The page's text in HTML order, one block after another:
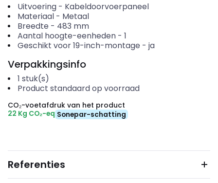
Uitvoering- Kabeldoorvoerpaneel
Materiaal- Metaal
Breedte - 483 mm
Aantal hoogte-eenheden- 1
Geschikt voor 19-inch-montage - ja
Verpakkingsinfo
1 stuk(s)
Product standaard op voorraad
CO₂-voetafdruk van het product
22 Kg CO₂-eq Sonepar-schatting
Referenties